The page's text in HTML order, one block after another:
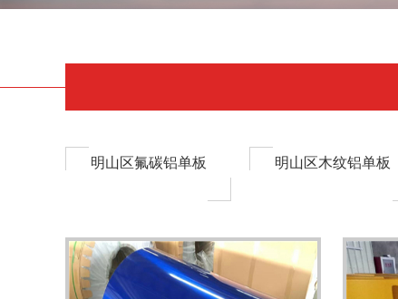
明山区氟碳铝单板 明山区木纹铝单板